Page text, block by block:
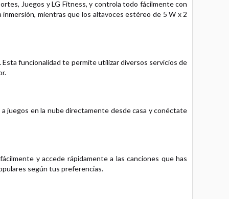
Juegos y LG Fitness, y controla todo fácilmente con
mientras que los altavoces estéreo de 5 W x 2
funcionalidad te permite utilizar diversos servicios de
juegos en la nube directamente desde casa y conéctate
y accede rápidamente a las canciones que has
según tus preferencias.